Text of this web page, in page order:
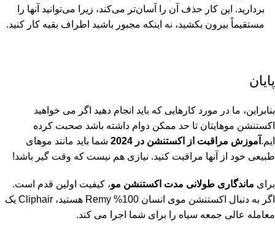
بردارید. این کار حذف آن را آسان‌تر می‌کند، زیرا می‌توانید آنها را
مستقیماً بیرون بکشید، نه اینکه مجبور باشید اطراف بقیه کار کنید.
پایان
بنابراین، ما در مورد کارهایی که باید انجام دهید اگر می خواهید
اکستنشن موهایتان تا حد ممکن دوام داشته باشد صحبت کرده
ایم. آموزش مراقبت از اکستنشن در 2024
شما باید مانند موهای
طبیعی خود از آنها مراقبت کنید. نیازی هم نیست که وقت گیر باشد!
برای ماندگاری طولانی مدت اکستنشن مو، کیفیت اولین قدم است.
اگر به دنبال اکستنشن موی انسان 100% Remy هستید، Cliphair یک
معامله عالی جمعه سیاه را برای شما اجرا می کند.